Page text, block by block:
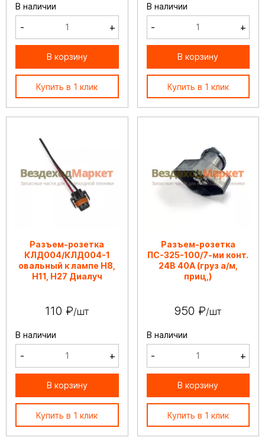
В наличии
- +
В корзину
Купить в 1 клик
В наличии
- +
В корзину
Купить в 1 клик
Разъем-розетка
КЛД004/КЛД004-1
овальный к лампе Н8,
Н11, Н27 Диалуч
110 ₽/шт
В наличии
- +
В корзину
Купить в 1 клик
Разъем-розетка
ПС-325-100/7-ми конт.
24В 40А (груз а/м,
приц,)
950 ₽/шт
В наличии
- +
В корзину
Купить в 1 клик